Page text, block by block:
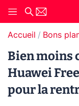
Accueil Bons
Bien moins
Huawei
pour la